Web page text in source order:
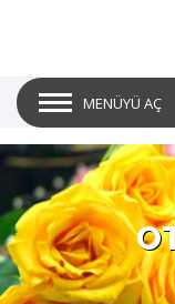
MENÜYÜ AÇ